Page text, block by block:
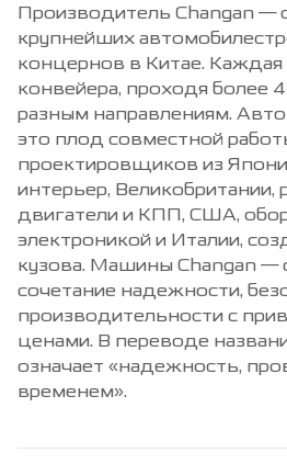
Производитель Changan —
крупнейших
концернов в Китае.
конвейера, проходя более
разным направлениям.
это плод совместной
проектировщиков из
интерьер,
двигатели и КПП, США,
электроникой и Италии,
кузова. Машины Changan —
сочетание надежности,
производительности с
ценами. В переводе
означает «надежность,
временем».